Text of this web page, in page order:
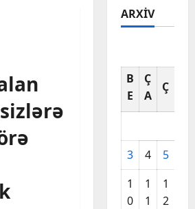
ARXIV
B
E
Ç
A
Ç
3 4 5
1
0
1
1
1
2